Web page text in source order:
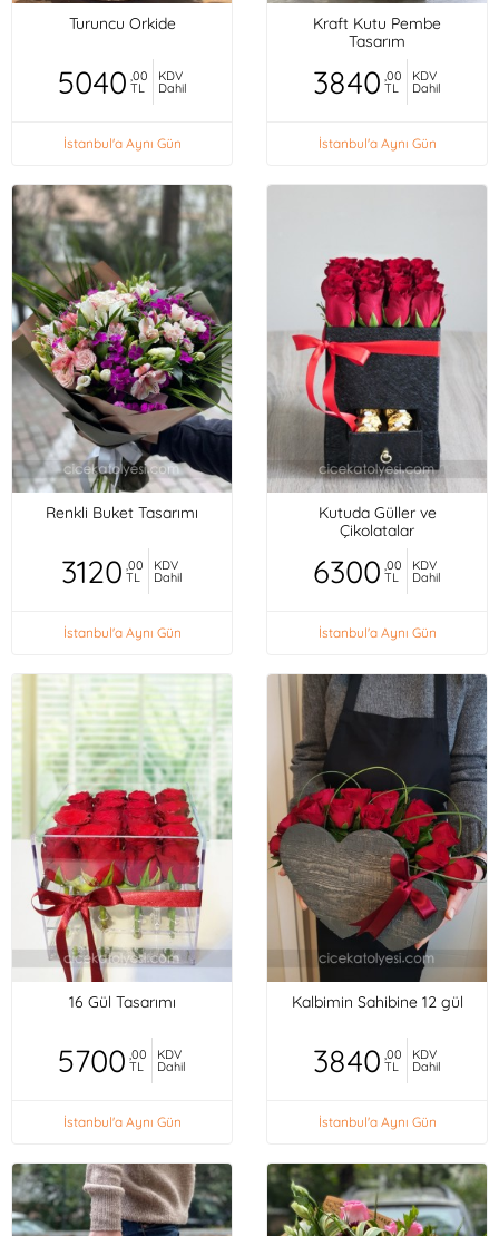
Turuncu Orkide
5040 ,00
TL
KDV
Dahil
İstanbul'a Aynı Gün
Kraft Kutu Pembe
Tasarım
3840 ,00
TL
KDV
Dahil
İstanbul'a Aynı Gün
Renkli Buket Tasarımı
3120 ,00
TL
KDV
Dahil
İstanbul'a Aynı Gün
Kutuda Güller ve
Çikolatalar
6300 ,00
TL
KDV
Dahil
İstanbul'a Aynı Gün
16 Gül Tasarımı
5700 ,00
TL
KDV
Dahil
İstanbul'a Aynı Gün
Kalbimin Sahibine 12 gül
3840 ,00
TL
KDV
Dahil
İstanbul'a Aynı Gün